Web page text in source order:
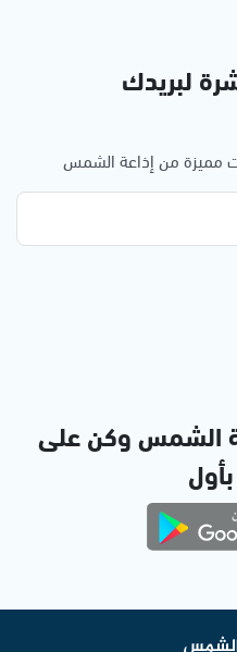
لبريدك
مميزة من إذاعة الشمس
الشمس وكن على